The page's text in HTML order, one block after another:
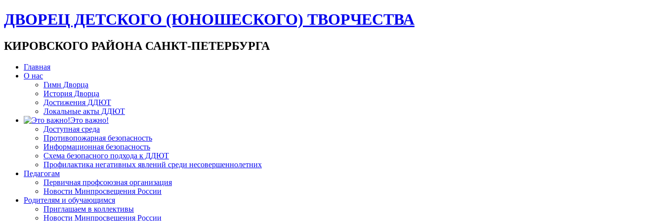
ДВОРЕЦ ДЕТСКОГО (ЮНОШЕСКОГО) ТВОРЧЕСТВА
КИРОВСКОГО РАЙОНА САНКТ-ПЕТЕРБУРГА
Главная
О нас
Гимн Дворца
История Дворца
Достижения ДДЮТ
Локальные акты ДДЮТ
Это важно!
Доступная среда
Противопожарная безопасность
Информационная безопасность
Схема безопасного подхода к ДДЮТ
Профилактика негативных явлений среди несовершеннолетних
Педагогам
Первичная профсоюзная организация
Новости Минпросвещения России
Родителям и обучающимся
Приглашаем в коллективы
Новости Минпросвещения России